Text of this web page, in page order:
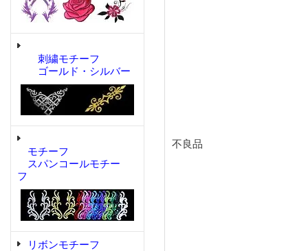
刺繍モチーフ
ゴールド・シルバー
モチーフ
スパンコールモチー
フ
リボンモチーフ
不良品